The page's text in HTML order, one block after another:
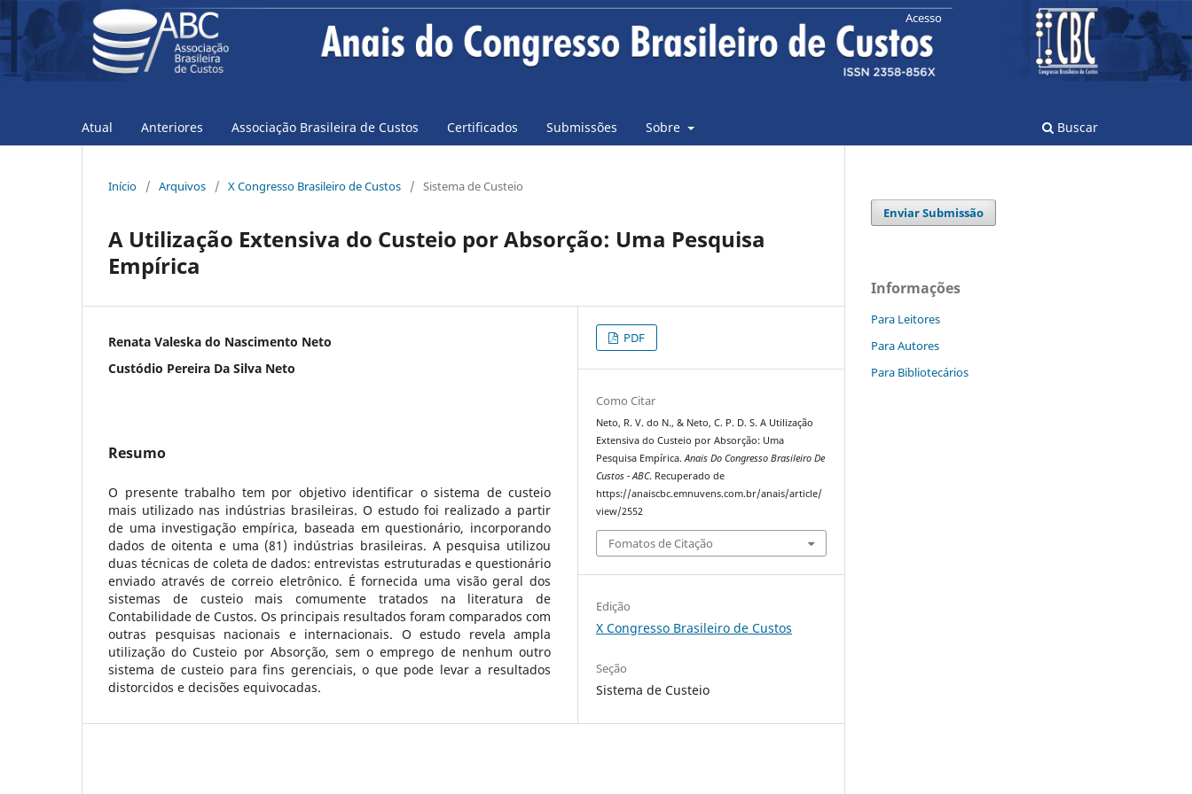
Atual Anteriores Associação Brasileira de Custos Certificados Submissões Sobre Buscar
Acesso
Início / Arquivos / X Congresso Brasileiro de Custos / Sistema de Custeio
A Utilização Extensiva do Custeio por Absorção: Uma Pesquisa
Empírica
Renata Valeska do Nascimento Neto
Custódio Pereira Da Silva Neto
Resumo
O presente trabalho tem por objetivo identificar o sistema de custeio
mais utilizado nas indústrias brasileiras. O estudo foi realizado a partir
de uma investigação empírica, baseada em questionário, incorporando
dados de oitenta e uma (81) indústrias brasileiras. A pesquisa utilizou
duas técnicas de coleta de dados: entrevistas estruturadas e questionário
enviado através de correio eletrônico. É fornecida uma visão geral dos
sistemas de custeio mais comumente tratados na literatura de
Contabilidade de Custos. Os principais resultados foram comparados com
outras pesquisas nacionais e internacionais. O estudo revela ampla
utilização do Custeio por Absorção, sem o emprego de nenhum outro
sistema de custeio para fins gerenciais, o que pode levar a resultados
distorcidos e decisões equivocadas.
PDF
Como Citar
Neto, R. V. do N., & Neto, C. P. D. S. A Utilização
Extensiva do Custeio por Absorção: Uma
Pesquisa Empírica.Anais Do Congresso Brasileiro De
Custos - ABC. Recuperado de
https://anaiscbc.emnuvens.com.br/anais/article/
view/2552
Fomatos de Citação
Edição
X Congresso Brasileiro de Custos
Seção
Sistema de Custeio
Enviar Submissão
Informações
Para Leitores
Para Autores
Para Bibliotecários